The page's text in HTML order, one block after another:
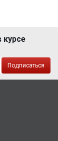
курсе
Подписаться